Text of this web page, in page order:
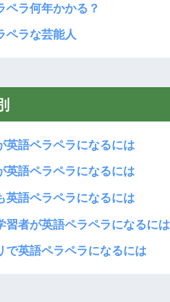
ペラ何年かかる？
ペラな芸能人
英語ペラペラになるには
英語ペラペラになるには
英語ペラペラになるには
習者が英語ペラペラになるには
で英語ペラペラになるには